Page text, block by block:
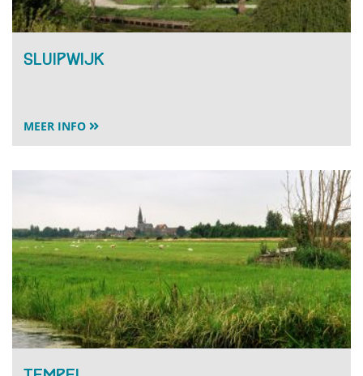
Sluipwijk
MEER INFO